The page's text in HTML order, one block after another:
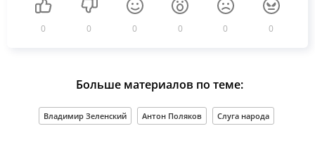
0 0 0 0 0 0
Больше материалов по теме:
Владимир Зеленский Антон Поляков Слуга народа